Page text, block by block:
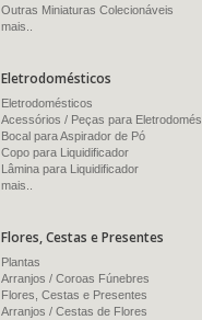
Outras Miniaturas Colecionáveis
mais..
Eletrodomésticos
Eletrodomésticos
Acessórios / Peças para
Bocal para Aspirador de Pó
Copo para Liquidificador
Lâmina para Liquidificador
mais..
Flores, Cestas e Presentes
Plantas
Arranjos / Coroas Fúnebres
Flores, Cestas e Presentes
Arranjos / Cestas de Flores